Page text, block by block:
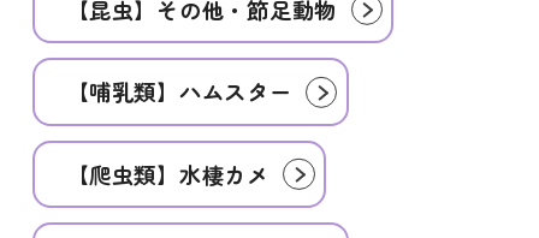
【昆虫】その他・節足動物
【哺乳類】ハムスター
【爬虫類】水棲カメ